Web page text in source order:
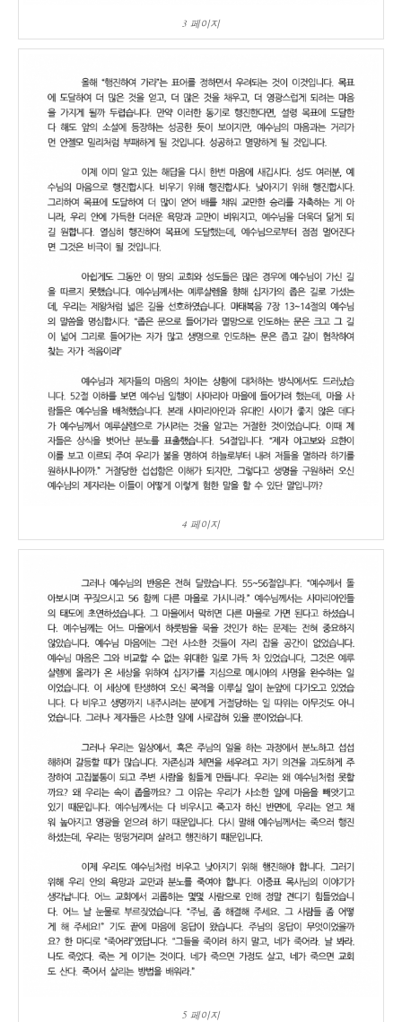
3 페이지
4 페이지
5 페이지